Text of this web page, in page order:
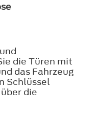
die Türen mit
das Fahrzeug
Schlüssel
die